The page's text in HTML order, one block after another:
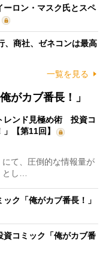
ーロン・マスク氏とスペ
、商社、ゼネコンは最高
一覧を見る
がカブ番長！」
レンド見極め術 投資コ
【第11回】
て、圧倒的な情報量が
とし…
ク「俺がカブ番長！」
コミック「俺がカブ番